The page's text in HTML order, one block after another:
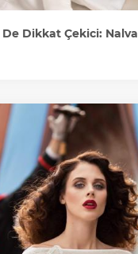
Dikkat Çekici: Nalva